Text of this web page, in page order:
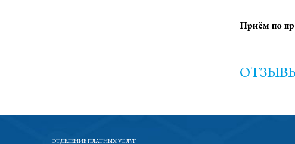
Приём по
ОТДЕЛЕНИЕ ПЛАТНЫХ УСЛУГ